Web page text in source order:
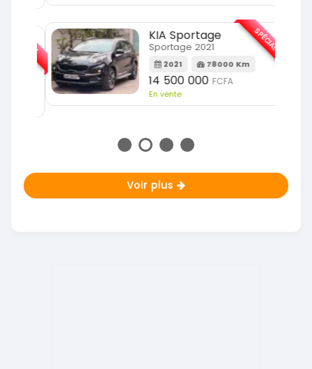
KIA Sportage
Sportage 2021
2021 78000 Km
14 500 000FCFA
En vente
SPÉCIAL
Voir plus